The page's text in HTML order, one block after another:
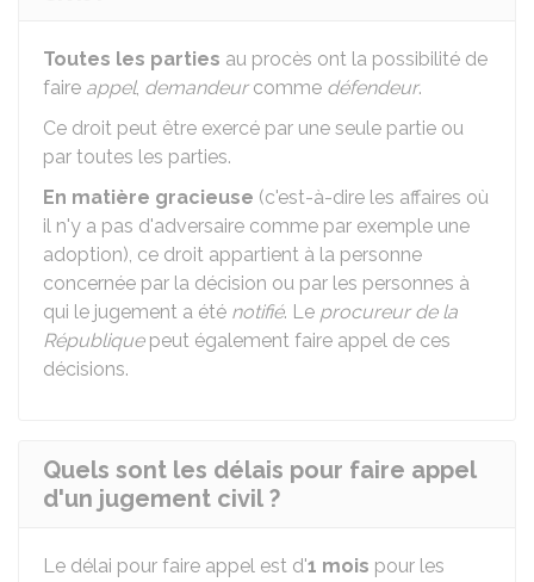
Toutes les parties au procès ont la possibilité de
faire appel, demandeurcomme défendeur.
Ce droit peut être exercé par une seule partie ou
par toutes les parties.
En matière gracieuse (c'est-à-dire les affaires où
il n'y a pas d'adversaire comme par exemple une
adoption), ce droit appartient à la personne
concernée par la décision ou par les personnes à
qui le jugement a été notifié. Le procureur de la
Républiquepeut également faire appel de ces
décisions.
Quels sont les délais pour faire appel
d'un jugement civil ?
Le délai pour faire appel est d'1 mois pour les